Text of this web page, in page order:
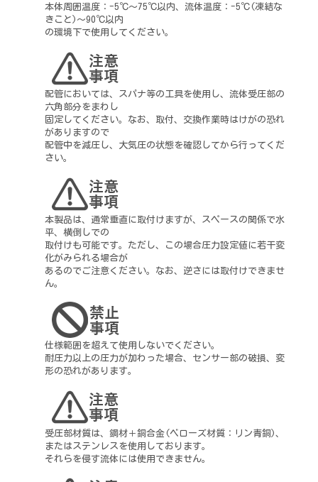
本体周囲温度：-5℃～75℃以内、流体温度：-5℃(凍結な
きこと)～90℃以内
の環境下で使用してください。
配管においては、スパナ等の工具を使用し、流体受圧部の
六角部分をまわし
固定してください。なお、取付、交換作業時はけがの恐れ
がありますので
配管中を減圧し、大気圧の状態を確認してから行ってくだ
さい。
本製品は、通常垂直に取付けますが、スペースの関係で水
平、横倒しでの
取付けも可能です。ただし、この場合圧力設定値に若干変
化がみられる場合が
あるのでご注意ください。なお、逆さには取付けできませ
ん。
仕様範囲を超えて使用しないでください。
耐圧力以上の圧力が加わった場合、センサー部の破損、変
形の恐れがあります。
受圧部材質は、鋼材＋銅合金(ベローズ材質：リン青銅)、
またはステンレスを使用しております。
それらを侵す流体には使用できません。